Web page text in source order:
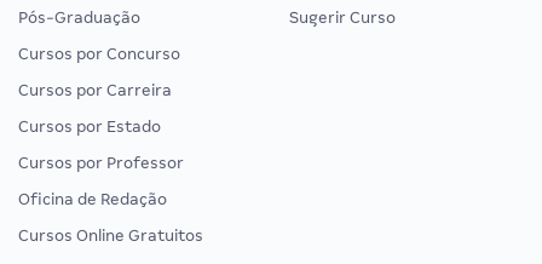
Pós-Graduação
Cursos por Concurso
Cursos por Carreira
Cursos por Estado
Cursos por Professor
Oficina de Redação
Cursos Online Gratuitos
Sugerir Curso